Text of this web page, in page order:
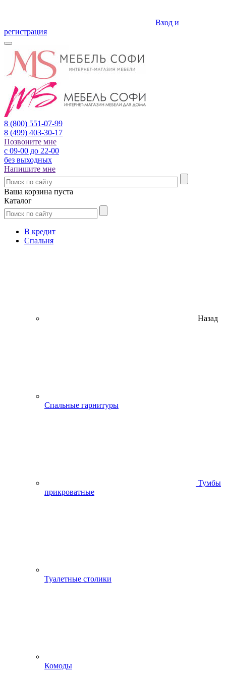
Вход и
регистрация
8 (800) 551-07-99
8 (499) 403-30-17
Позвоните мне
с 09-00 до 22-00
без выходных
Напишите мне
Ваша корзина пуста
Каталог
В кредит
Спальня
Назад
Спальные гарнитуры
Тумбы
прикроватные
Туалетные столики
Комоды